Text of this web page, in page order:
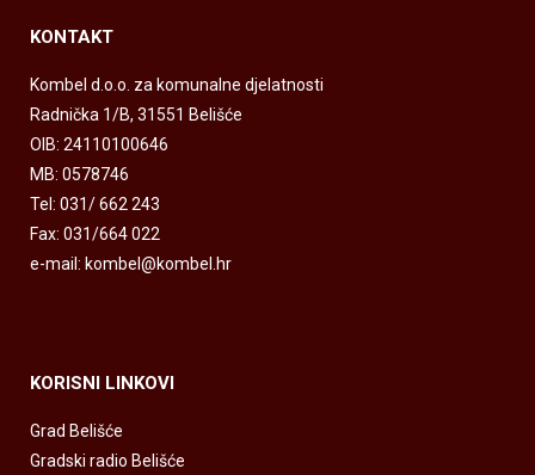
KONTAKT
Kombel d.o.o. za komunalne djelatnosti
Radnička 1/B, 31551 Belišće
OIB: 24110100646
MB: 0578746
Tel: 031/ 662 243
Fax: 031/664 022
e-mail: kombel@kombel.hr
KORISNI LINKOVI
Grad Belišće
Gradski radio Belišće